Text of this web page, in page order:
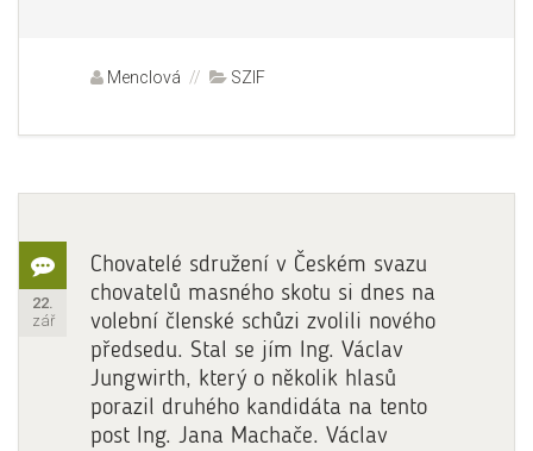
Autor:
Menclová Rubriky:
SZIF
Český
svaz
chovatelů
masného
skotu
si
Formát:
Aktualita
Publikováno:
22.
zář
Chovatelé sdružení v Českém svazu
chovatelů masného skotu si dnes na
volební členské schůzi zvolili nového
předsedu. Stal se jím Ing. Václav
Jungwirth, který o několik hlasů
porazil druhého kandidáta na tento
post Ing. Jana Machače. Václav